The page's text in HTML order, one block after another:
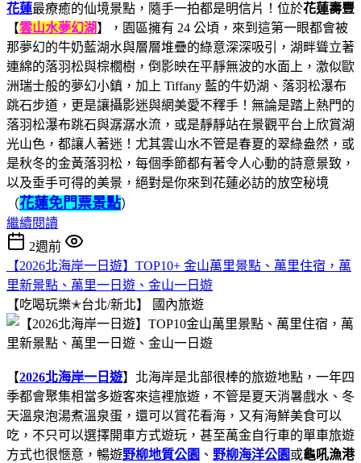
花蓮最療癒的仙境景點，隨手一拍都是明信片！位於花蓮壽豐
【雲山水夢幻湖】，園區擁有 24 公頃，來到這第一眼都會被
那夢幻的牛奶藍湖水與層層堆疊的綠意深深吸引，湖畔聳立著
連綿的落羽松與棕櫚樹，倒影映在平靜無波的水面上，激似歐
洲瑞士般的夢幻小鎮，加上 Tiffany 藍的牛奶湖、落羽松瀑布
跳石步道，更是讓攝影迷與網美愛不釋手！無論是踏上熱門的
落羽松瀑布跳石與潺潺水流，或是靜靜站在景觀平台上欣賞湖
光山色，都讓人著迷！尤其雲山水不管是春夏的翠綠盎然，或
是秋冬的金黃落羽松，每個季節都有著令人心動的詩意景致，
以及垂手可得的美景，絕對是你來到花蓮必訪的放空秘境
（花蓮免門票景點）
繼續閱讀
2週前
【2026北海岸一日遊】TOP10+ 金山萬里景點、萬里住宿，萬
里新景點、萬里一日遊、金山一日遊
【吃喝玩樂✭台北/新北】
國內旅遊
【2026北海岸一日遊】北海岸是北部很棒的旅遊地點，一年四
季都會聚集相當多遊客來這裡旅遊，不管是夏天消暑戲水、冬
天溫泉泡湯煮溫泉蛋，還可以賞花看海，又有海鮮美食可以
吃，不只可以選擇開車方式遊玩，甚至萬金自行車的單車旅遊
方式也很愜意，暢遊野柳地質公園 、 野柳海洋公園或龜吼漁港